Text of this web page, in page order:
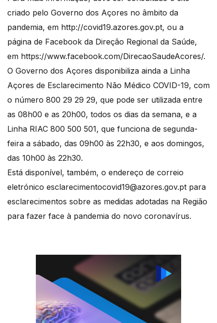
criado pelo Governo dos Açores no âmbito da
pandemia, em http://covid19.azores.gov.pt, ou a
página de Facebook da Direção Regional da Saúde,
em https://www.facebook.com/DirecaoSaudeAcores/.
O Governo dos Açores disponibiliza ainda a Linha
Açores de Esclarecimento Não Médico COVID-19, com
o número 800 29 29 29, que pode ser utilizada entre
as 08h00 e as 20h00, todos os dias da semana, e a
Linha RIAC 800 500 501, que funciona de segunda-
feira a sábado, das 09h00 às 22h30, e aos domingos,
das 10h00 às 22h30.
Está disponível, também, o endereço de correio
eletrónico esclarecimentocovid19@azores.gov.pt para
esclarecimentos sobre as medidas adotadas na Região
para fazer face à pandemia do novo coronavírus.